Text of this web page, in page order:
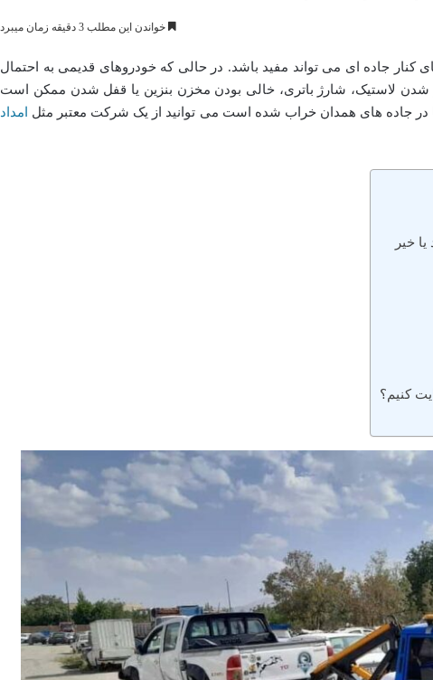
خواندن این مطلب 3 دقیقه زمان میبرد
جاده ای می تواند مفید باشد. در حالی که خودروهای قدیمی به احتمال
شدن لاستیک، شارژ باتری، خالی بودن مخزن بنزین یا قفل شدن ممکن است
جاده های همدان خراب شده است می توانید از یک شرکت معتبر مثل
امداد
خیر
کنیم؟